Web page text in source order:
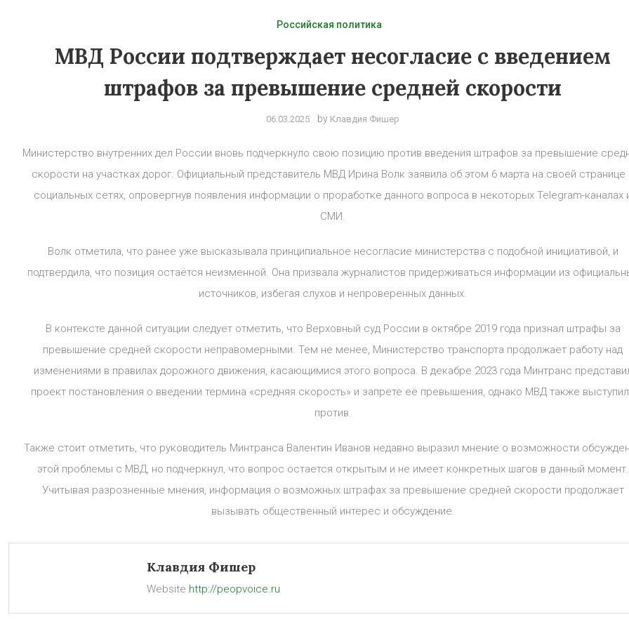
Российская политика
МВД России подтверждает несогласие с введением
штрафов за превышение средней скорости
06.03.2025 by Клавдия Фишер
Министерство внутренних дел России вновь подчеркнуло свою позицию против введения штрафов за превышение
скорости на участках дорог. Официальный представитель МВД Ирина Волк заявила об этом 6 марта на своей странице
социальных сетях, опровергнув появления информации о проработке данного вопроса в некоторых Telegram-каналах
СМИ.
Волк отметила, что ранее уже высказывала принципиальное несогласие министерства с подобной инициативой, и
подтвердила, что позиция остаётся неизменной. Она призвала журналистов придерживаться информации из
источников, избегая слухов и непроверенных данных.
В контексте данной ситуации следует отметить, что Верховный суд России в октябре 2019 года признал штрафы за
превышение средней скорости неправомерными. Тем не менее, Министерство транспорта продолжает работу над
изменениями в правилах дорожного движения, касающимися этого вопроса. В декабре 2023 года Минтранс
проект постановления о введении термина «средняя скорость» и запрете её превышения, однако МВД также
против.
Также стоит отметить, что руководитель Минтранса Валентин Иванов недавно выразил мнение о возможности
этой проблемы с МВД, но подчеркнул, что вопрос остается открытым и не имеет конкретных шагов в данный момент.
Учитывая разрозненные мнения, информация о возможных штрафах за превышение средней скорости продолжает
вызывать общественный интерес и обсуждение.
Клавдия Фишер
Website http://peopvoice.ru